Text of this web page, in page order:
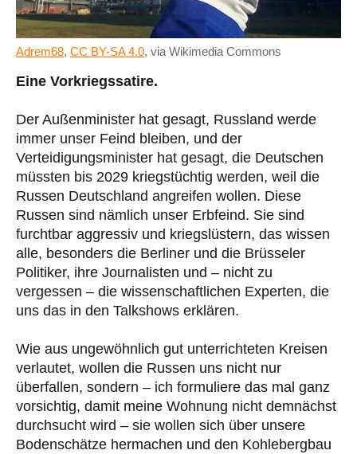
Adrem68, CC BY-SA 4.0, via Wikimedia Commons
Eine Vorkriegssatire.
Der Außenminister hat gesagt, Russland werde
immer unser Feind bleiben, und der
Verteidigungsminister hat gesagt, die Deutschen
müssten bis 2029 kriegstüchtig werden, weil die
Russen Deutschland angreifen wollen. Diese
Russen sind nämlich unser Erbfeind. Sie sind
furchtbar aggressiv und kriegslüstern, das wissen
alle, besonders die Berliner und die Brüsseler
Politiker, ihre Journalisten und – nicht zu
vergessen – die wissenschaftlichen Experten, die
uns das in den Talkshows erklären.
Wie aus ungewöhnlich gut unterrichteten Kreisen
verlautet, wollen die Russen uns nicht nur
überfallen, sondern – ich formuliere das mal ganz
vorsichtig, damit meine Wohnung nicht demnächst
durchsucht wird – sie wollen sich über unsere
Bodenschätze hermachen und den Kohlebergbau